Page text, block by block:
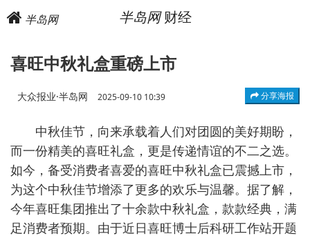
半岛网 半岛网财经
喜旺中秋礼盒重磅上市
大众报业·半岛网 2025-09-10 10:39 分享海报
中秋佳节，向来承载着人们对团圆的美好期盼，
而一份精美的喜旺礼盒，更是传递情谊的不二之选。
如今，备受消费者喜爱的喜旺中秋礼盒已震撼上市，
为这个中秋佳节增添了更多的欢乐与温馨。据了解，
今年喜旺集团推出了十余款中秋礼盒，款款经典，满
足消费者预期。由于近日喜旺博士后科研工作站开题